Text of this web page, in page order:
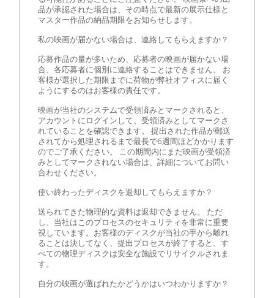
品が承認された場合は、その時点で最新の展示仕様と
マスター作品の納品期限をお知らせします。
私の映画が届かない場合は、連絡してもらえますか？
応募作品の量が多いため、応募者の映画が届かない場
合、各応募者に個別に連絡することはできません。 お
客様が選択した期限までに荷物が弊社オフィスに届く
ようにするのはお客様の責任です。
映画が当社のシステムで受領済みとマークされると、
アカウントにログインして、受領済みとしてマークさ
れていることを確認できます。 提出された作品が郵送
されてから処理されるまで最長で6週間ほどかかります
のでご了承ください。 この期間内にまだ映画が受領済
みとしてマークされない場合は、詳細についてお問い
合わせください。
使い終わったディスクを返却してもらえますか？
送られてきた物理的な資料は返却できません。 ただ
し、当社はこのプロセスのセキュリティを非常に重要
視しています。お客様のディスクが当社の手から離れ
ることは決してなく、提出プロセスが終了すると、す
べての物理ディスクは安全な施設でリサイクルされま
す。
自分の映画が選ばれたかどうかはいつわかりますか？